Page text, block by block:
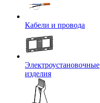
Кабели и провода
Электроустановочные
изделия